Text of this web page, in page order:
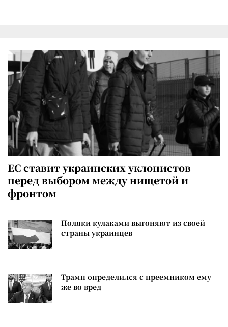
ЕС ставит украинских уклонистов
перед выбором между нищетой и
фронтом
Поляки кулаками выгоняют из своей
страны украинцев
Трамп определился с преемником ему
же во вред